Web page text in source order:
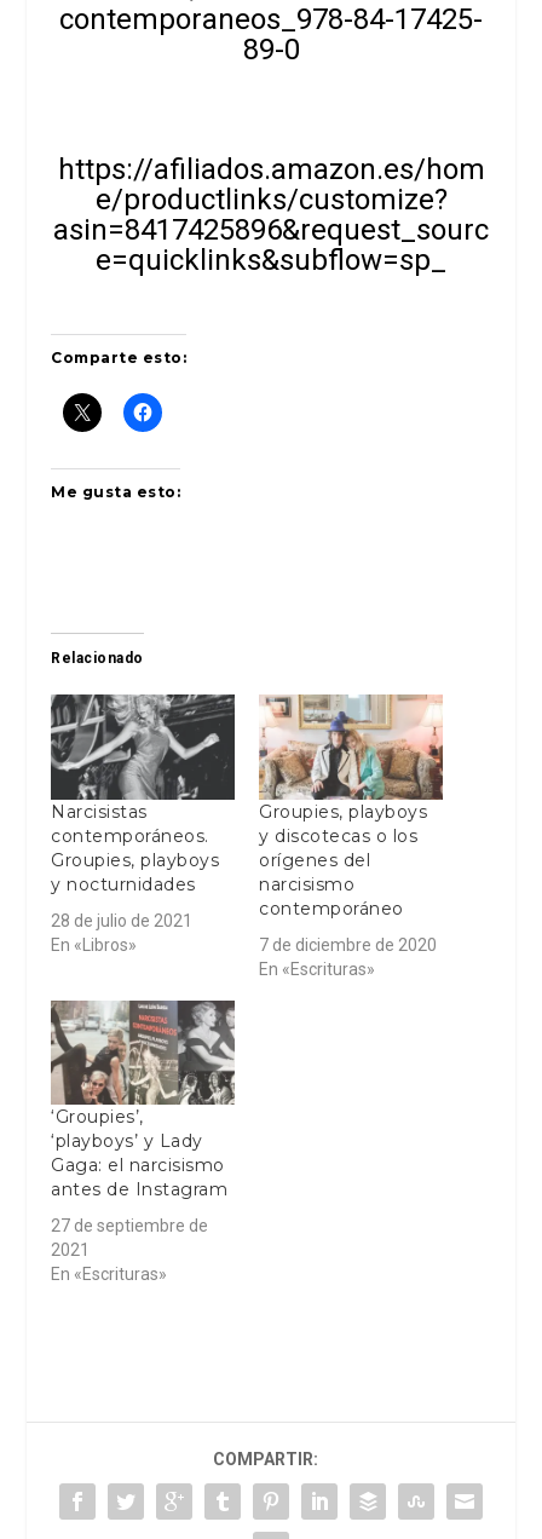
contemporaneos_978-84-17425-
89-0
https://afiliados.amazon.es/hom
e/productlinks/customize?
asin=8417425896&request_sourc
e=quicklinks&subflow=sp_
Comparte esto:
Me gusta esto:
Relacionado
Narcisistas
contemporáneos.
Groupies, playboys
y nocturnidades
28 de julio de 2021
En «Libros»
Groupies, playboys
y discotecas o los
orígenes del
narcisismo
contemporáneo
7 de diciembre de 2020
En «Escrituras»
‘Groupies’,
‘playboys’ y Lady
Gaga: el narcisismo
antes de Instagram
27 de septiembre de
2021
En «Escrituras»
COMPARTIR: